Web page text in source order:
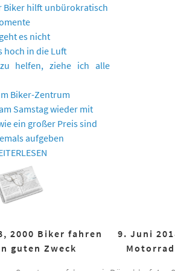
Biker hilft unbürokratisch
es nicht
hoch in die Luft
helfen, ziehe ich alle
Biker-Zentrum
Samstag wieder mit
ein großer Preis sind
aufgeben
2000 Biker fahren
guten Zweck
9. Juni